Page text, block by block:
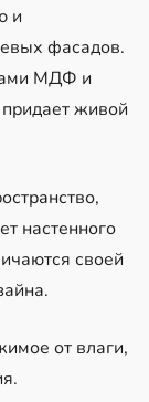
и
фасадов.
МДФ и
живой
настенного
своей
от влаги,